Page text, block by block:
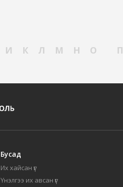
И К Л М Н О П
Бусад
Их хайсан үг
Үнэлгээ их авсан үг